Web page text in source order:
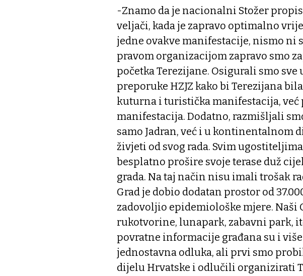
-Znamo da je nacionalni Stožer
veljači, kada je zapravo optimalno
jedne ovakve manifestacije, nismo ni
pravom organizacijom zapravo smo
početka Terezijane. Osigurali smo
preporuke HZJZ kako bi Terezijana
kuturna i turistička manifestacija, već
manifestacija. Dodatno, razmišljali
samo Jadran, već i u kontinentalnom
živjeti od svog rada. Svim
besplatno prošire svoje terase duž
grada. Na taj način nisu imali trošak
Grad je dobio dodatan prostor od
zadovoljio epidemiološke mjere. Naši
rukotvorine, lunapark, zabavni park,
povratne informacije građana su i
jednostavna odluka, ali prvi smo
dijelu Hrvatske i odlučili organizirati